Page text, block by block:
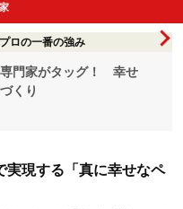
ロの一番の強み
門家がタッグ！ 幸せ
くり
実現する「真に幸せなペ